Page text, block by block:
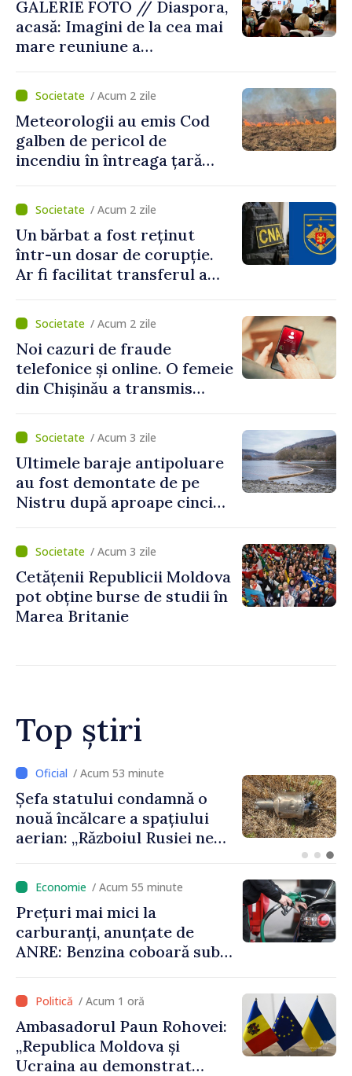
GALERIE FOTO // Diaspora,
acasă: Imagini de la cea mai
mare reuniune a
hotare
/ Acum 2 zile
Meteorologii au emis Cod
galben de pericol de
incendiu în întreaga țară
/ Acum 2 zile
Un bărbat a fost reținut
într-un dosar de corupție.
Ar fi facilitat transferul a
portofele electronice
/ Acum 2 zile
Noi cazuri de fraude
telefonice și online. O femeie
din Chișinău a transmis
/ Acum 3 zile
Ultimele baraje antipoluare
au fost demontate de pe
Nistru după aproape cinci
/ Acum 3 zile
Cetățenii Republicii Moldova
pot obține burse de studii în
Marea Britanie
Top știri
/ Acum 5 minute
MIDR răspunde operatorilor
de transport: „Soluțiile
aflate în consultare
beneficieze de servicii
sigure, regulate și
accesibile”
/ Acum 55 minute
Prețuri mai mici la
carburanți, anunțate de
ANRE: Benzina coboară sub
/ Acum 1 oră
Ambasadorul Paun Rohovei:
„Republica Moldova și
Ucraina au demonstrat